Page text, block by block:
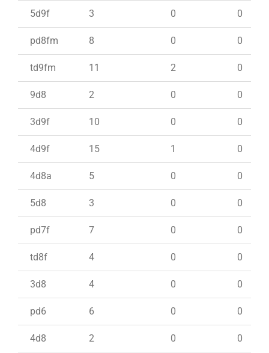
5d9f 3 0 0
pd8fm 8 0 0
td9fm 11 2 0
9d8 2 0 0
3d9f 10 0 0
4d9f 15 1 0
4d8a 5 0 0
5d8 3 0 0
pd7f 7 0 0
td8f 4 0 0
3d8 4 0 0
pd6 6 0 0
4d8 2 0 0